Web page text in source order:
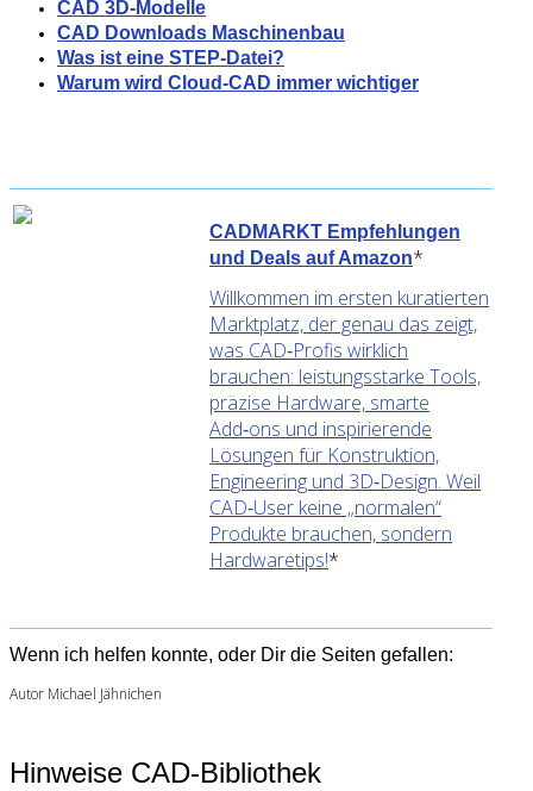
CAD 3D-Modelle
CAD Downloads Maschinenbau
Was ist eine STEP-Datei?
Warum wird Cloud-CAD immer wichtiger
CADMARKT Empfehlungen
und Deals auf Amazon*
Willkommen im ersten kuratierten
Marktplatz, der genau das zeigt,
was CAD‑Profis wirklich
brauchen: leistungsstarke Tools,
präzise Hardware, smarte
Add‑ons und inspirierende
Lösungen für Konstruktion,
Engineering und 3D‑Design. Weil
CAD‑User keine „normalen“
Produkte brauchen, sondern
Hardwaretips!*
Wenn ich helfen konnte, oder Dir die Seiten gefallen:
Autor Michael Jähnichen
Hinweise CAD-Bibliothek